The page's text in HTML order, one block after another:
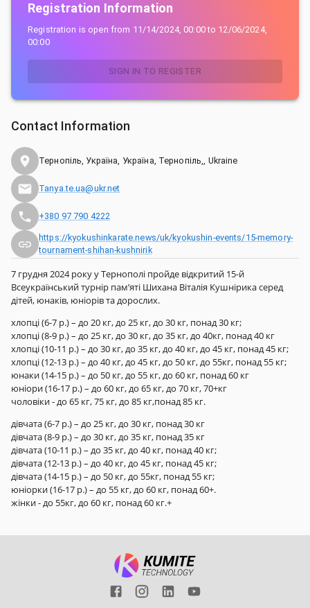
7 грудня 2024 року у Тернополі пройде відкритий 15-й
Всеукраїнський турнір пам’яті Шихана Віталія Кушнірика серед
дітей, юнаків, юніорів та дорослих.
хлопці (6-7 р.) – до 20 кг, до 25 кг, до 30 кг, понад 30 кг;
хлопці (8-9 р.) – до 25 кг, до 30 кг, до 35 кг, до 40кг, понад 40 кг
хлопці (10-11 р.) – до 30 кг, до 35 кг, до 40 кг, до 45 кг, понад 45 кг;
хлопці (12-13 р.) – до 40 кг, до 45 кг, до 50 кг, до 55кг, понад 55 кг;
юнаки (14-15 р.) – до 50 кг, до 55 кг, до 60 кг, понад 60 кг
юніори (16-17 р.) – до 60 кг, до 65 кг, до 70 кг, 70+кг
чоловіки - до 65 кг, 75 кг, до 85 кг,понад 85 кг.
дівчата (6-7 р.) – до 25 кг, до 30 кг, понад 30 кг
дівчата (8-9 р.) – до 30 кг, до 35 кг, понад 35 кг
дівчата (10-11 р.) – до 35 кг, до 40 кг, понад 40 кг;
дівчата (12-13 р.) – до 40 кг, до 45 кг, понад 45 кг;
дівчата (14-15 р.) – до 50 кг, до 55кг, понад 55 кг;
юніорки (16-17 р.) – до 55 кг, до 60 кг, понад 60+.
жінки - до 55кг, до 60 кг, понад 60 кг.+
Registration Information
Registration is open from 11/14/2024, 00:00to 12/06/2024,
00:00
SIGN IN TO REGISTER
Contact Information
Тернопіль, Україна, Україна, Тернопіль,, Ukraine
Tanya.te.ua@ukr.net
+380 97 790 4222
https://kyokushinkarate.news/uk/kyokushin-events/15-memory-
tournament-shihan-kushnirik